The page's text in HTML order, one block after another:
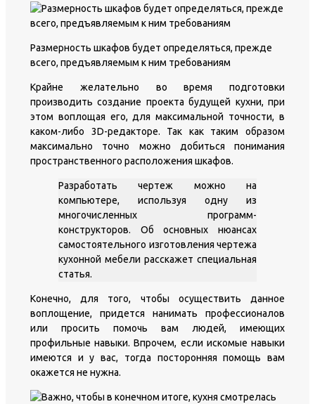
Размерность шкафов будет определяться, прежде
всего, предъявляемым к ним требованиям
Крайне желательно во время подготовки
производить создание проекта будущей кухни, при
этом воплощая его, для максимальной точности, в
каком-либо 3D-редакторе. Так как таким образом
максимально точно можно добиться понимания
пространственного расположения шкафов.
Разработать чертеж можно на
компьютере, используя одну из
многочисленных программ-
конструкторов. Об основных нюансах
самостоятельного изготовления чертежа
кухонной мебели расскажет специальная
статья.
Конечно, для того, чтобы осуществить данное
воплощение, придется нанимать профессионалов
или просить помочь вам людей, имеющих
профильные навыки. Впрочем, если искомые навыки
имеются и у вас, тогда посторонняя помощь вам
окажется не нужна.